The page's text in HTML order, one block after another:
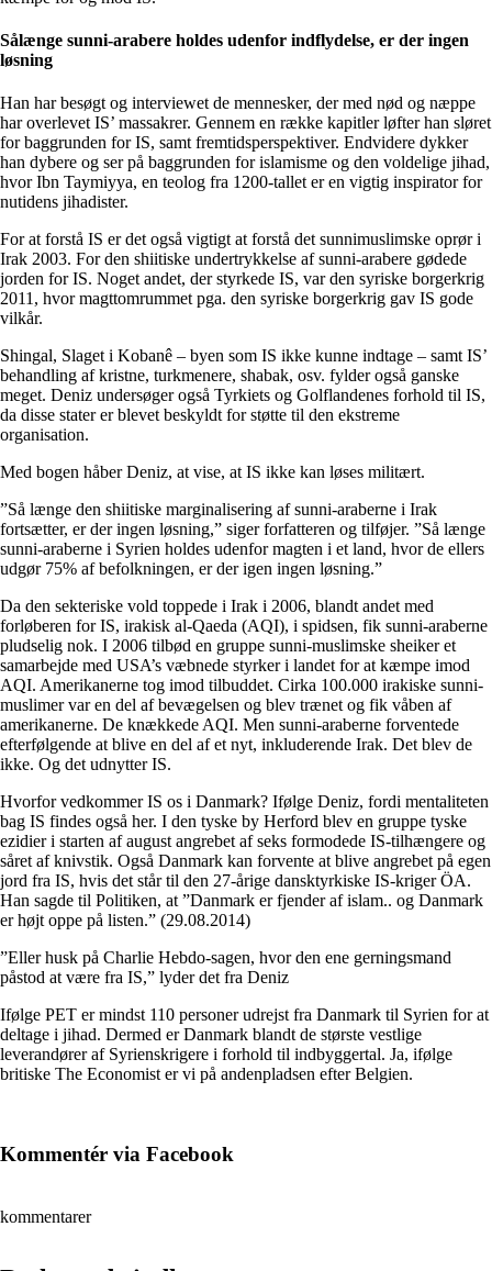
Sålænge sunni-arabere holdes udenfor indflydelse, er der ingen
løsning
Han har besøgt og interviewet de mennesker, der med nød og næppe
har overlevet IS’ massakrer. Gennem en række kapitler løfter han sløret
for baggrunden for IS, samt fremtidsperspektiver. Endvidere dykker
han dybere og ser på baggrunden for islamisme og den voldelige jihad,
hvor Ibn Taymiyya, en teolog fra 1200-tallet er en vigtig inspirator for
nutidens jihadister.
For at forstå IS er det også vigtigt at forstå det sunnimuslimske oprør i
Irak 2003. For den shiitiske undertrykkelse af sunni-arabere gødede
jorden for IS. Noget andet, der styrkede IS, var den syriske borgerkrig
2011, hvor magttomrummet pga. den syriske borgerkrig gav IS gode
vilkår.
Shingal, Slaget i Kobanê – byen som IS ikke kunne indtage – samt IS’
behandling af kristne, turkmenere, shabak, osv. fylder også ganske
meget. Deniz undersøger også Tyrkiets og Golflandenes forhold til IS,
da disse stater er blevet beskyldt for støtte til den ekstreme
organisation.
Med bogen håber Deniz, at vise, at IS ikke kan løses militært.
”Så længe den shiitiske marginalisering af sunni-araberne i Irak
fortsætter, er der ingen løsning,” siger forfatteren og tilføjer. ”Så længe
sunni-araberne i Syrien holdes udenfor magten i et land, hvor de ellers
udgør 75% af befolkningen, er der igen ingen løsning.”
Da den sekteriske vold toppede i Irak i 2006, blandt andet med
forløberen for IS, irakisk al-Qaeda (AQI), i spidsen, fik sunni-araberne
pludselig nok. I 2006 tilbød en gruppe sunni-muslimske sheiker et
samarbejde med USA’s væbnede styrker i landet for at kæmpe imod
AQI. Amerikanerne tog imod tilbuddet. Cirka 100.000 irakiske sunni-
muslimer var en del af bevægelsen og blev trænet og fik våben af
amerikanerne. De knækkede AQI. Men sunni-araberne forventede
efterfølgende at blive en del af et nyt, inkluderende Irak. Det blev de
ikke. Og det udnytter IS.
Hvorfor vedkommer IS os i Danmark? Ifølge Deniz, fordi mentaliteten
bag IS findes også her. I den tyske by Herford blev en gruppe tyske
ezidier i starten af august angrebet af seks formodede IS-tilhængere og
såret af knivstik. Også Danmark kan forvente at blive angrebet på egen
jord fra IS, hvis det står til den 27-årige dansktyrkiske IS-kriger ÖA.
Han sagde til Politiken, at ”Danmark er fjender af islam.. og Danmark
er højt oppe på listen.” (29.08.2014)
”Eller husk på Charlie Hebdo-sagen, hvor den ene gerningsmand
påstod at være fra IS,” lyder det fra Deniz
Ifølge PET er mindst 110 personer udrejst fra Danmark til Syrien for at
deltage i jihad. Dermed er Danmark blandt de største vestlige
leverandører af Syrienskrigere i forhold til indbyggertal. Ja, ifølge
britiske The Economist er vi på andenpladsen efter Belgien.
Kommentér via Facebook
kommentarer